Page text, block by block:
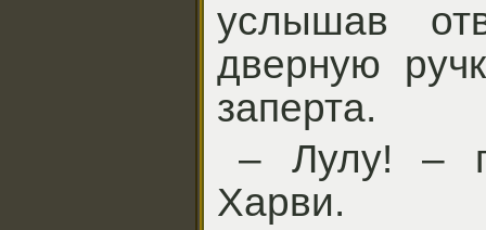
услышав
дверную
заперта.
– Лулу! –
Харви.